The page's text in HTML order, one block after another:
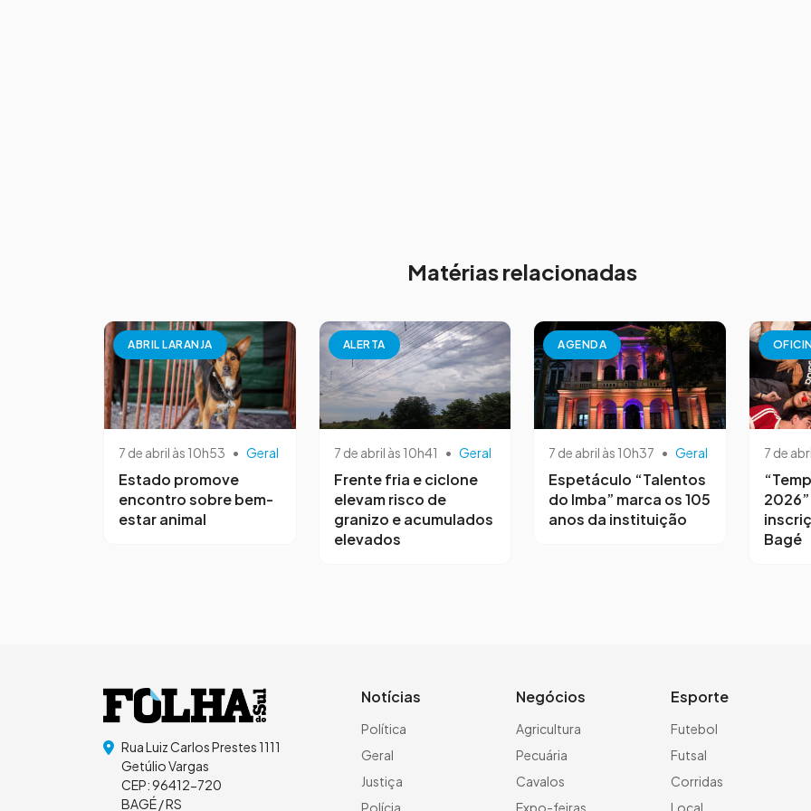
Matérias relacionadas
ABRIL LARANJA
7 de abril às 10h53 • Geral
Estado promove
encontro sobre bem-
estar animal
ALERTA
7 de abril às 10h41 • Geral
Frente fria e ciclone
elevam risco de
granizo e acumulados
elevados
AGENDA
7 de abril às 10h37 • Geral
Espetáculo “Talentos
do Imba” marca os 105
anos da instituição
7 de
Bagé
Rua Luiz Carlos Prestes 1111
Getúlio Vargas
CEP: 96412-720
BAGÉ / RS
Notícias
Política
Geral
Justiça
Polícia
Negócios
Agricultura
Pecuária
Cavalos
Expo-feiras
Esporte
Futebol
Futsal
Corridas
Local